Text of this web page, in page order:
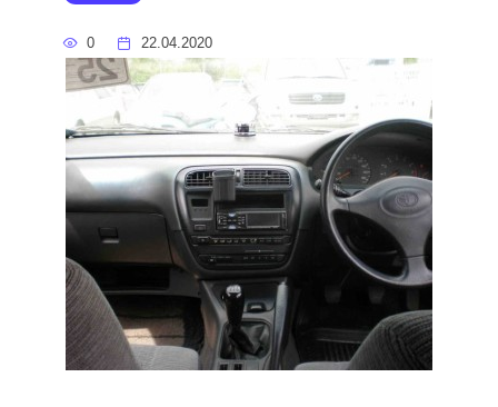
0 22.04.2020